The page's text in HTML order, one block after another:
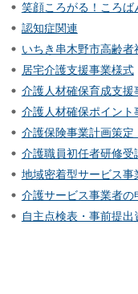
笑顔ころがる！ころば
認知症関連
いちき串木野市高齢
居宅介護支援事業様式
介護人材確保育成支援
介護人材確保ポイント
介護保険事業計画策
介護職員初任者研修受
地域密着型サービス
介護サービス事業者の
自主点検表・事前提出